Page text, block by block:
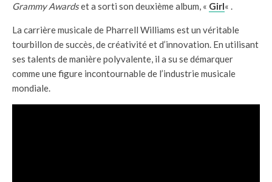
Grammy Awardset a sorti son deuxième album, « Girl« .
La carrière musicale de Pharrell Williams est un véritable
tourbillon de succès, de créativité et d’innovation. En utilisant
ses talents de manière polyvalente, il a su se démarquer
comme une figure incontournable de l’industrie musicale
mondiale.